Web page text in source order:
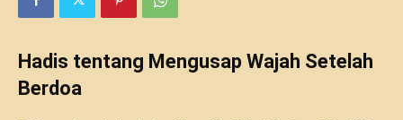
Hadis tentang Mengusap Wajah Setelah
Berdoa